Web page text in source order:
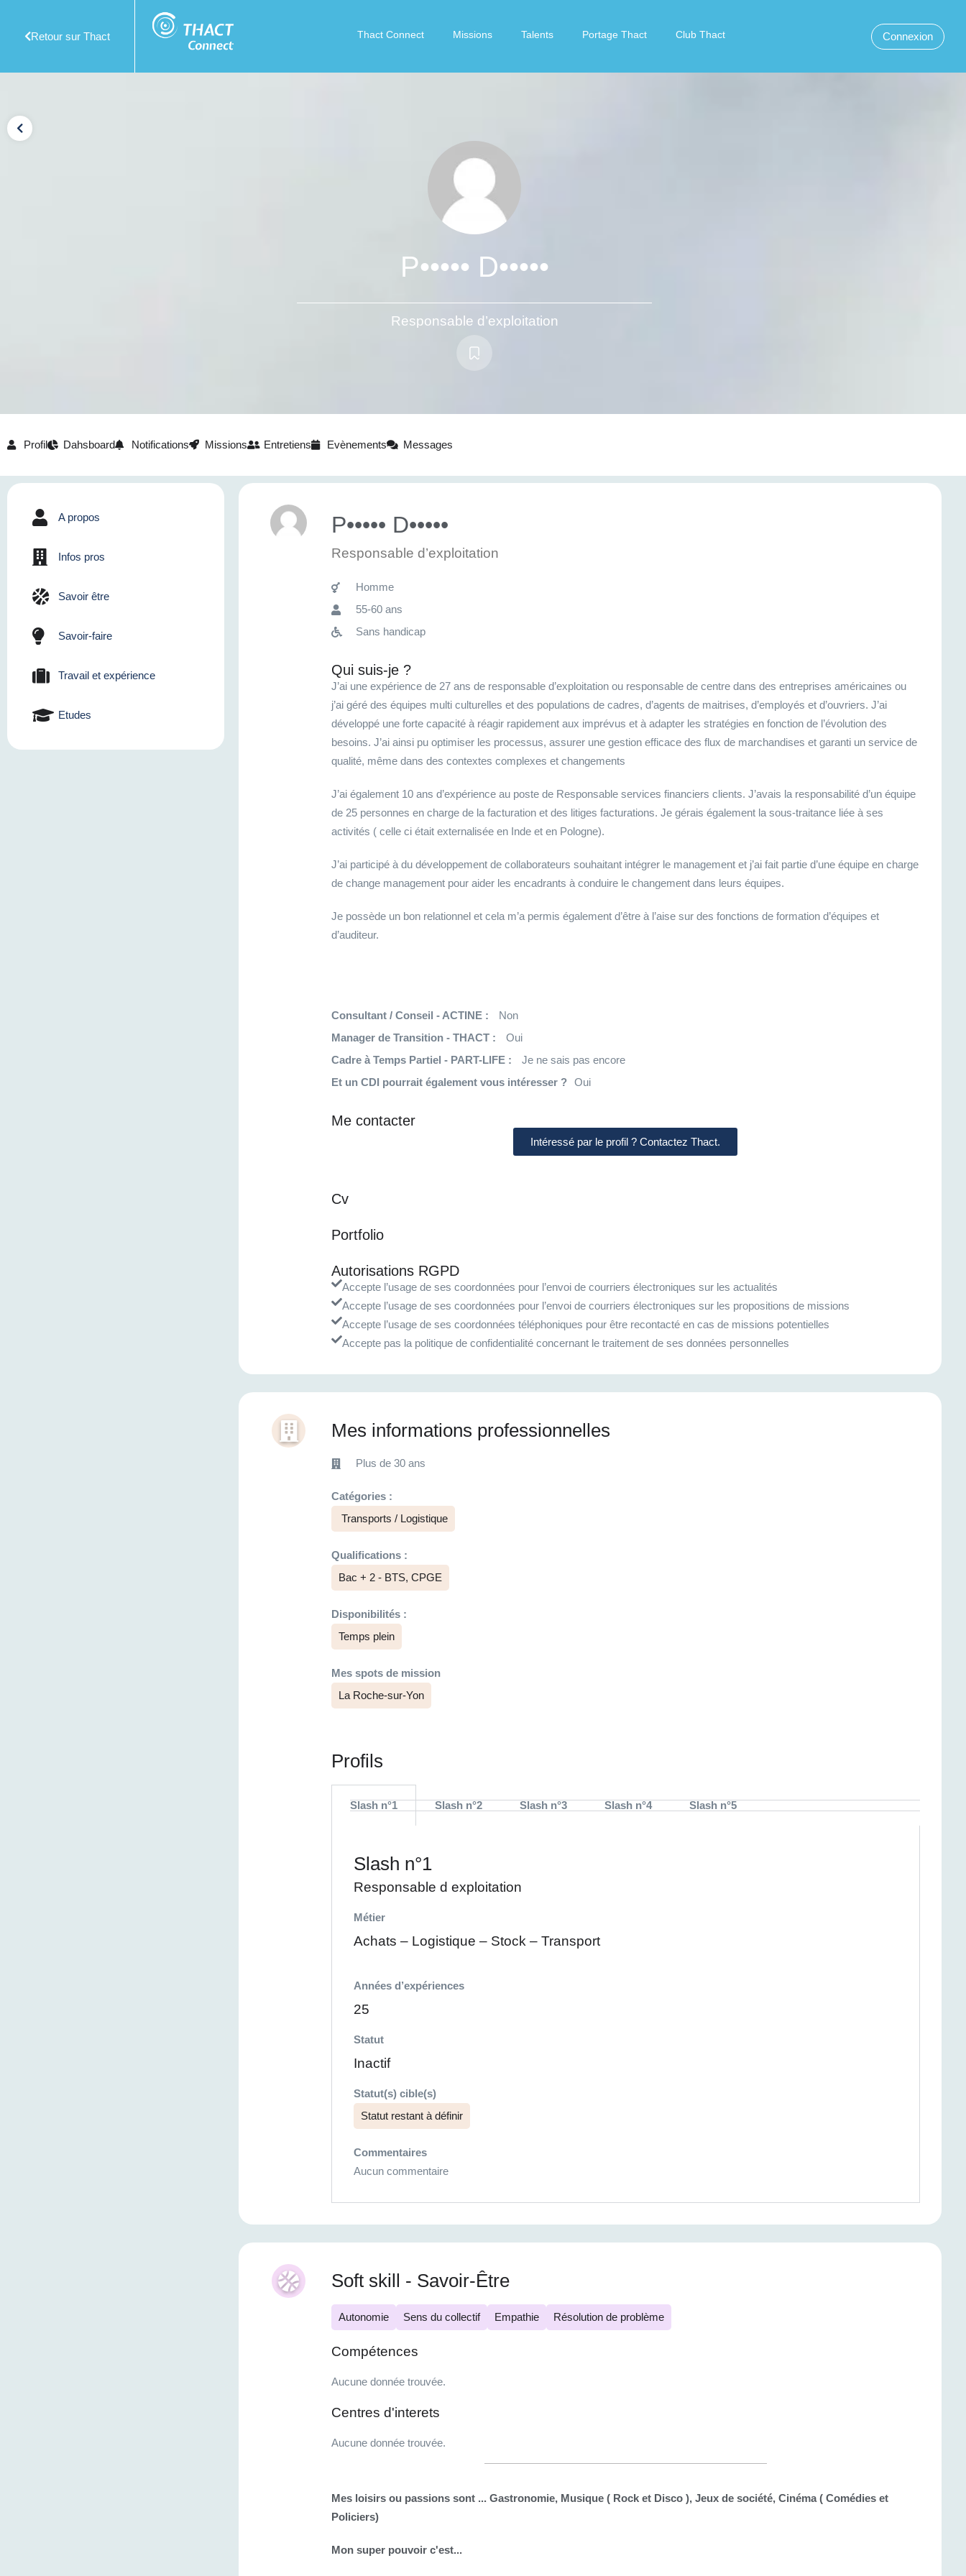
Retour sur Thact Thact Connect Missions Talents Portage Thact Club Thact Connexion
P••••• D•••••
Responsable d’exploitation
Profil Dahsboard Notifications Missions Entretiens Evènements Messages
A propos
Infos pros
Savoir être
Savoir-faire
Travail et expérience
Etudes
P••••• D•••••
Responsable d’exploitation
Homme
55-60 ans
Sans handicap
Qui suis-je ?
J’ai une expérience de 27 ans de responsable d’exploitation ou responsable de centre dans des entreprises américaines ou
j’ai géré des équipes multi culturelles et des populations de cadres, d’agents de maitrises, d’employés et d’ouvriers. J’ai
développé une forte capacité à réagir rapidement aux imprévus et à adapter les stratégies en fonction de l’évolution des
besoins. J’ai ainsi pu optimiser les processus, assurer une gestion efficace des flux de marchandises et garanti un service de
qualité, même dans des contextes complexes et changements
J’ai également 10 ans d’expérience au poste de Responsable services financiers clients. J’avais la responsabilité d’un équipe
de 25 personnes en charge de la facturation et des litiges facturations. Je gérais également la sous-traitance liée à ses
activités ( celle ci était externalisée en Inde et en Pologne).
J’ai participé à du développement de collaborateurs souhaitant intégrer le management et j’ai fait partie d’une équipe en charge
de change management pour aider les encadrants à conduire le changement dans leurs équipes.
Je possède un bon relationnel et cela m’a permis également d’être à l’aise sur des fonctions de formation d’équipes et
d’auditeur.
Consultant / Conseil - ACTINE :
Non
Manager de Transition - THACT :
Oui
Cadre à Temps Partiel - PART-LIFE :
Je ne sais pas encore
Et un CDI pourrait également vous intéresser ? Oui
Me contacter
Intéressé par le profil ? Contactez Thact.
Cv
Portfolio
Autorisations RGPD
Accepte l’usage de ses coordonnées pour l’envoi de courriers électroniques sur les actualités
Accepte l’usage de ses coordonnées pour l’envoi de courriers électroniques sur les propositions de missions
Accepte l’usage de ses coordonnées téléphoniques pour être recontacté en cas de missions potentielles
Accepte pas la politique de confidentialité concernant le traitement de ses données personnelles
Mes informations professionnelles
Plus de 30 ans
Catégories :
Transports / Logistique
Qualifications :
Bac + 2 - BTS, CPGE
Disponibilités :
Temps plein
Mes spots de mission
La Roche-sur-Yon
Profils
Slash n°1 Slash n°2 Slash n°3 Slash n°4 Slash n°5
Slash n°1
Responsable d exploitation
Métier
Achats – Logistique – Stock – Transport
Années d’expériences
25
Statut
Inactif
Statut(s) cible(s)
Statut restant à définir
Commentaires
Aucun commentaire
Soft skill - Savoir-Être
Autonomie Sens du collectif Empathie Résolution de problème
Compétences
Aucune donnée trouvée.
Centres d'interets
Aucune donnée trouvée.
Mes loisirs ou passions sont ... Gastronomie, Musique ( Rock et Disco ), Jeux de société, Cinéma ( Comédies et
Policiers)
Mon super pouvoir c'est...